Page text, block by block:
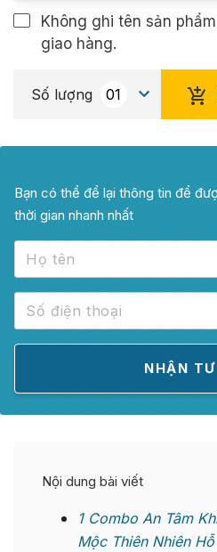
Không ghi tên sản
giao hàng.
Số lượng
Bạn có thể để lại thông tin để
thời gian nhanh nhất
Nội dung bài viết
1Combo An Tâm
Mộc Thiên Nhiên